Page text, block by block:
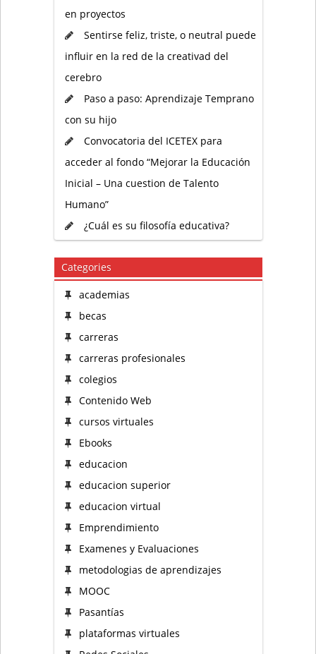
en proyectos
Sentirse feliz, triste, o neutral puede
influir en la red de la creativad del
cerebro
Paso a paso: Aprendizaje Temprano
con su hijo
Convocatoria del ICETEX para
acceder al fondo “Mejorar la Educación
Inicial – Una cuestion de Talento
Humano”
¿Cuál es su filosofía educativa?
Categories
academias
becas
carreras
carreras profesionales
colegios
Contenido Web
cursos virtuales
Ebooks
educacion
educacion superior
educacion virtual
Emprendimiento
Examenes y Evaluaciones
metodologias de aprendizajes
MOOC
Pasantías
plataformas virtuales